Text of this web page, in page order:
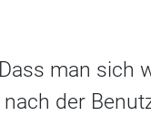
Dass man sich
der